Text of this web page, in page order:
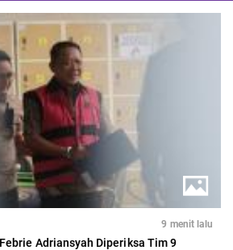
9 menit lalu
Adriansyah Diperiksa Tim 9